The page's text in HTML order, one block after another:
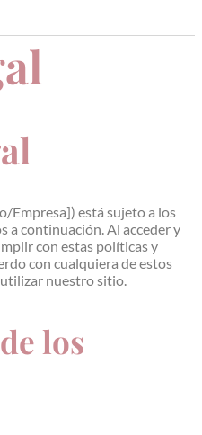
Empresa]) está sujeto a los
a continuación. Al acceder y
con estas políticas y
con cualquiera de estos
nuestro sitio.
los